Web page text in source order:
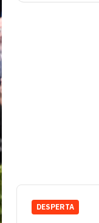
DESPERTA